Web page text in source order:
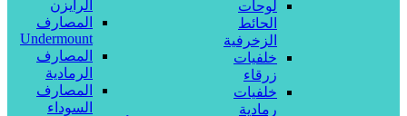
لوحات
الحائط
الزخرفية
خلفيات
زرقاء
خلفيات
رمادية
الرايزن
المصارف
Undermount
المصارف
الرمادية
المصارف
السوداء